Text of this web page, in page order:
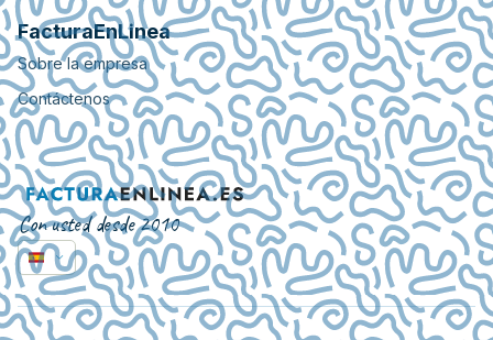
FacturaEnLinea
Sobre la empresa
Contáctenos
Con usted desde 2010